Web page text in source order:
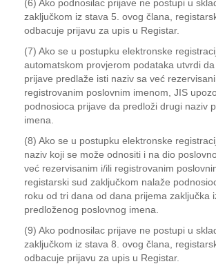
(6) Ako podnosilac prijave ne postupi u
zaključkom iz stava 5. ovog člana,
odbacuje prijavu za upis u Registar.
(7) Ako se u postupku elektronske
automatskom provjerom podataka utvrdi
prijave predlaže isti naziv sa već
registrovanim poslovnim imenom, JIS
podnosioca prijave da predloži drugi naziv
imena.
(8) Ako se u postupku elektronske
naziv koji se može odnositi i na dio
već rezervisanim i/ili registrovanim
registarski sud zaključkom nalaže
roku od tri dana od dana prijema zaključka
predloženog poslovnog imena.
(9) Ako podnosilac prijave ne postupi u
zaključkom iz stava 8. ovog člana,
odbacuje prijavu za upis u Registar.